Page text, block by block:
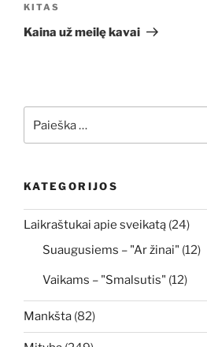
Kitas
įrašas
KITAS
Kaina už meilę kavai
KATEGORIJOS
Laikraštukai apie sveikatą (24)
Suaugusiems – "Ar žinai" (12)
Vaikams – "Smalsutis" (12)
Mankšta (82)